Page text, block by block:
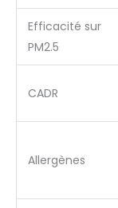
Efficacité sur
PM2.5
CADR
Allergènes